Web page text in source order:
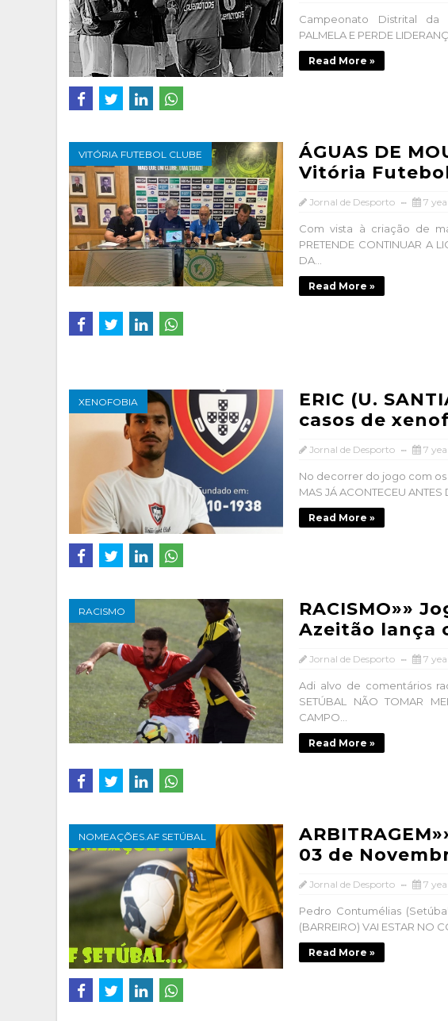
Campeonato Distrital da
PALMELA E PERDE
Read More »
VITÓRIA FUTEBOL CLUBE
ÁGUAS DE
Vitória
Jornal de Desporto 7
Com vista à criação de
PRETENDE CONTINUAR A
DA...
Read More »
XENOFOBIA
ERIC (U.
casos de
Jornal de Desporto 7
No decorrer do jogo com os
MAS JÁ ACONTECEU
Read More »
RACISMO
RACISMO»»
Azeitão lança
Jornal de Desporto 7
Adi alvo de comentários
SETÚBAL NÃO TOMAR
CAMPO...
Read More »
NOMEAÇÕES.AF SETÚBAL
03 de
Jornal de Desporto 7
Pedro Contumélias
(BARREIRO) VAI ESTAR NO
Read More »